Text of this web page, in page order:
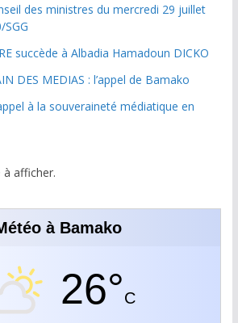
des ministres du mercredi 29 juillet
succède à Albadia Hamadoun DICKO
DES MEDIAS : l’appel de Bamako
à la souveraineté médiatique en
afficher.
à Bamako
26°C